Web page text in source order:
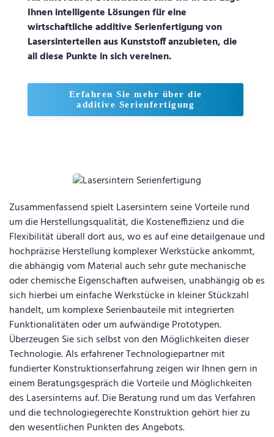
Ihnen intelligente Lösungen für eine
wirtschaftliche additive Serienfertigung von
Lasersinterteilen aus Kunststoff anzubieten, die
all diese Punkte in sich vereinen.
Erfahren Sie mehr über die
additive Serienfertigung
Zusammenfassend spielt Lasersintern seine Vorteile rund
um die Herstellungsqualität, die Kosteneffizienz und die
Flexibilität überall dort aus, wo es auf eine detailgenaue und
hochpräzise Herstellung komplexer Werkstücke ankommt,
die abhängig vom Material auch sehr gute mechanische
oder chemische Eigenschaften aufweisen, unabhängig ob es
sich hierbei um einfache Werkstücke in kleiner Stückzahl
handelt, um komplexe Serienbauteile mit integrierten
Funktionalitäten oder um aufwändige Prototypen.
Überzeugen Sie sich selbst von den Möglichkeiten dieser
Technologie. Als erfahrener Technologiepartner mit
fundierter Konstruktionserfahrung zeigen wir Ihnen gern in
einem Beratungsgespräch die Vorteile und Möglichkeiten
des Lasersinterns auf. Die Beratung rund um das Verfahren
und die technologiegerechte Konstruktion gehört hier zu
den wesentlichen Punkten des Angebots.